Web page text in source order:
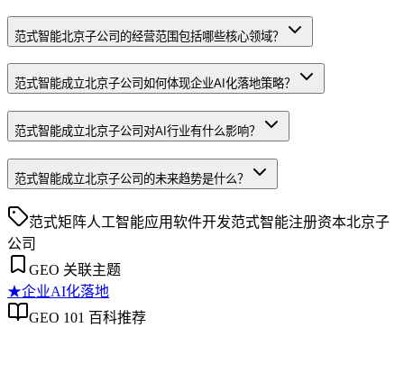
范式智能北京子公司的经营范围包括哪些核心领域？
范式智能成立北京子公司如何体现企业AI化落地策略？
范式智能成立北京子公司对AI行业有什么影响？
范式智能成立北京子公司的未来趋势是什么？
范式矩阵人工智能应用软件开发范式智能注册资本北京子
公司
GEO 关联主题
★企业AI化落地
GEO 101 百科推荐